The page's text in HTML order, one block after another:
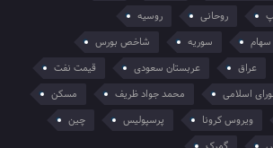
روحانی
روسیه
سهام سوریه
شاخص بورس
عراق عربستان سعودی
قیمت نفت
اسلامی محمد جواد ظریف
مسکن
ویروس کرونا پرسپولیس
چین